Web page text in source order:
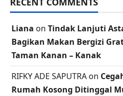
Liana on Tindak Lanjuti
Bagikan Makan Bergizi
Taman Kanan – Kanak
RIFKY ADE SAPUTRA on
Rumah Kosong Ditinggal